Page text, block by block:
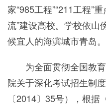
家“985工程”“211工程”
流”建设高校。学校依山
候宜人的海滨城市青岛。
为全面贯彻全国教
院关于深化考试招生制
〔2014〕35号），根